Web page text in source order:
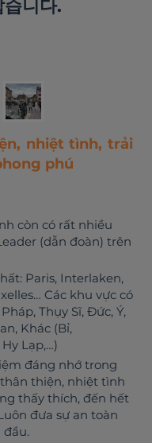
니다.
nhiệt tình, trải
phú
còn có rất nhiều
(dẫn đoàn) trên
Paris, Interlaken,
Các khu vực có
Thụy Sĩ, Đức, Ý,
Khác (Bỉ,
Lạp,…)
đáng nhớ trong
thiện, nhiệt tình
thấy thích, đến hết
đưa sự an toàn
đầu.